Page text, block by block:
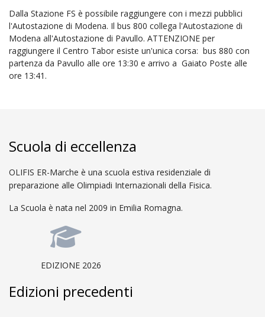
Dalla Stazione FS è possibile raggiungere con i mezzi pubblici
l'Autostazione di Modena. Il bus 800 collega l'Autostazione di
Modena all'Autostazione di Pavullo. ATTENZIONE per
raggiungere il Centro Tabor esiste un'unica corsa: bus 880 con
partenza da Pavullo alle ore 13:30 e arrivo a Gaiato Poste alle
ore 13:41.
Scuola di eccellenza
OLIFIS ER-Marche è una scuola estiva residenziale di
preparazione alle Olimpiadi Internazionali della Fisica.
La Scuola è nata nel 2009 in Emilia Romagna.
EDIZIONE 2026
Edizioni precedenti